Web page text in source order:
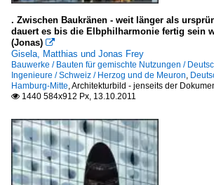
. Zwischen Baukränen - weit länger als
dauert es bis die Elbphilharmonie fertig sein
(Jonas) 
Gisela, Matthias und Jonas Frey
Bauwerke / Bauten für gemischte Nutzungen /
Ingenieure / Schweiz / Herzog und de Meuron
Hamburg-Mitte Architekturbild - jenseits der
 1440 584x912 Px, 13.10.2011